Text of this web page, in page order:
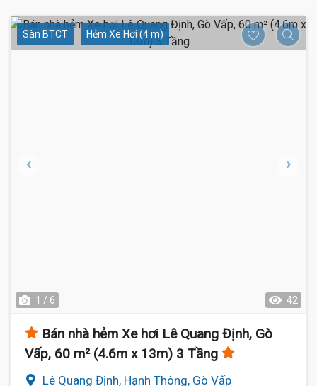
Sàn BTCT Hẻm Xe Hơi (4 m)
1 / 6 42
Bán nhà hẻm Xe hơi Lê Quang Định, Gò
Vấp, 60 m² (4.6m x 13m) 3 Tầng
Lê Quang Định, Hạnh Thông, Gò Vấp